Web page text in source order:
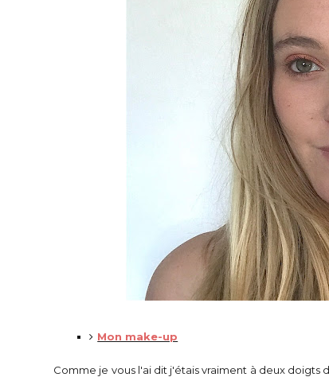
Mon make-up
Comme je vous l'ai dit j'étais vraiment à deux doigts